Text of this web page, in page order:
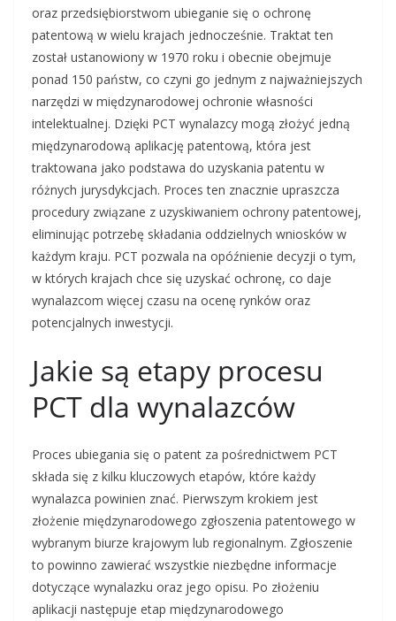
oraz przedsiębiorstwom ubieganie się o ochronę
patentową w wielu krajach jednocześnie. Traktat ten
został ustanowiony w 1970 roku i obecnie obejmuje
ponad 150 państw, co czyni go jednym z najważniejszych
narzędzi w międzynarodowej ochronie własności
intelektualnej. Dzięki PCT wynalazcy mogą złożyć jedną
międzynarodową aplikację patentową, która jest
traktowana jako podstawa do uzyskania patentu w
różnych jurysdykcjach. Proces ten znacznie upraszcza
procedury związane z uzyskiwaniem ochrony patentowej,
eliminując potrzebę składania oddzielnych wniosków w
każdym kraju. PCT pozwala na opóźnienie decyzji o tym,
w których krajach chce się uzyskać ochronę, co daje
wynalazcom więcej czasu na ocenę rynków oraz
potencjalnych inwestycji.
Jakie są etapy procesu
PCT dla wynalazców
Proces ubiegania się o patent za pośrednictwem PCT
składa się z kilku kluczowych etapów, które każdy
wynalazca powinien znać. Pierwszym krokiem jest
złożenie międzynarodowego zgłoszenia patentowego w
wybranym biurze krajowym lub regionalnym. Zgłoszenie
to powinno zawierać wszystkie niezbędne informacje
dotyczące wynalazku oraz jego opisu. Po złożeniu
aplikacji następuje etap międzynarodowego